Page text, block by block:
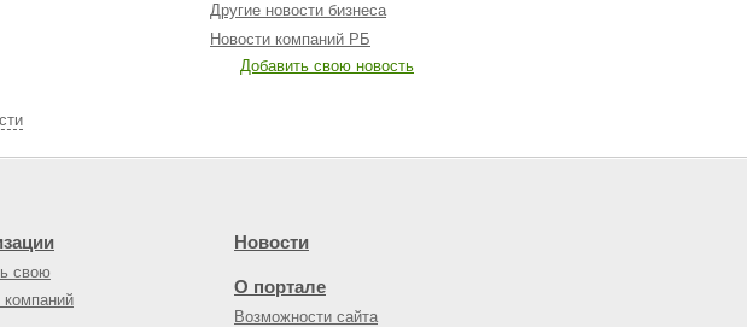
Другие новости бизнеса
Новости компаний РБ
Добавить свою новость
свою
компаний
Новости
О портале
Возможности сайта